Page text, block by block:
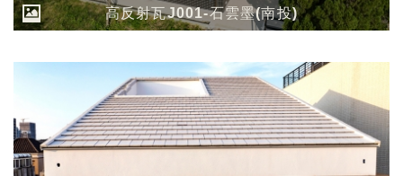
高反射瓦J001-石雲墨(南投)